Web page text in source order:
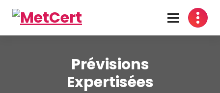
contenu
Prévisions
Expertisées